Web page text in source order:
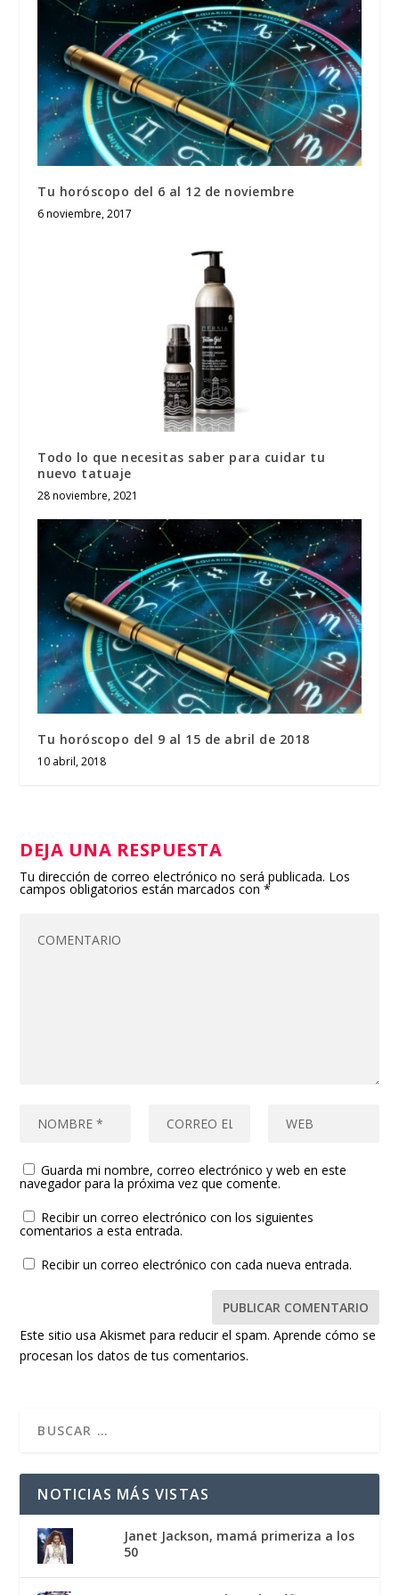
Tu horóscopo del 6 al 12 de noviembre
6 noviembre, 2017
Todo lo que necesitas saber para cuidar tu
nuevo tatuaje
28 noviembre, 2021
Tu horóscopo del 9 al 15 de abril de 2018
10 abril, 2018
DEJA UNA RESPUESTA
Tu dirección de correo electrónico no será publicada. Los
campos obligatorios están marcados con*
Guarda mi nombre, correo electrónico y web en este
navegador para la próxima vez que comente.
Recibir un correo electrónico con los siguientes
comentarios a esta entrada.
Recibir un correo electrónico con cada nueva entrada.
Este sitio usa Akismet para reducir el spam.Aprende cómo se
procesan los datos de tus comentarios.
NOTICIAS MÁS VISTAS
Janet Jackson, mamá primeriza a los
50